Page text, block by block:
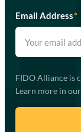
Email Address*
FIDO Alliance is
Learn more in our